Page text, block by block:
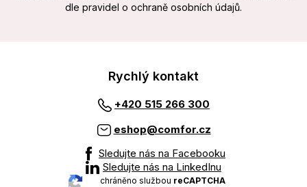
dle pravidel o ochraně osobních údajů.
Rychlý kontakt
+420 515 266 300
eshop@comfor.cz
Sledujte nás na Facebooku
Sledujte nás na LinkedInu
chráněno službou reCAPTCHA